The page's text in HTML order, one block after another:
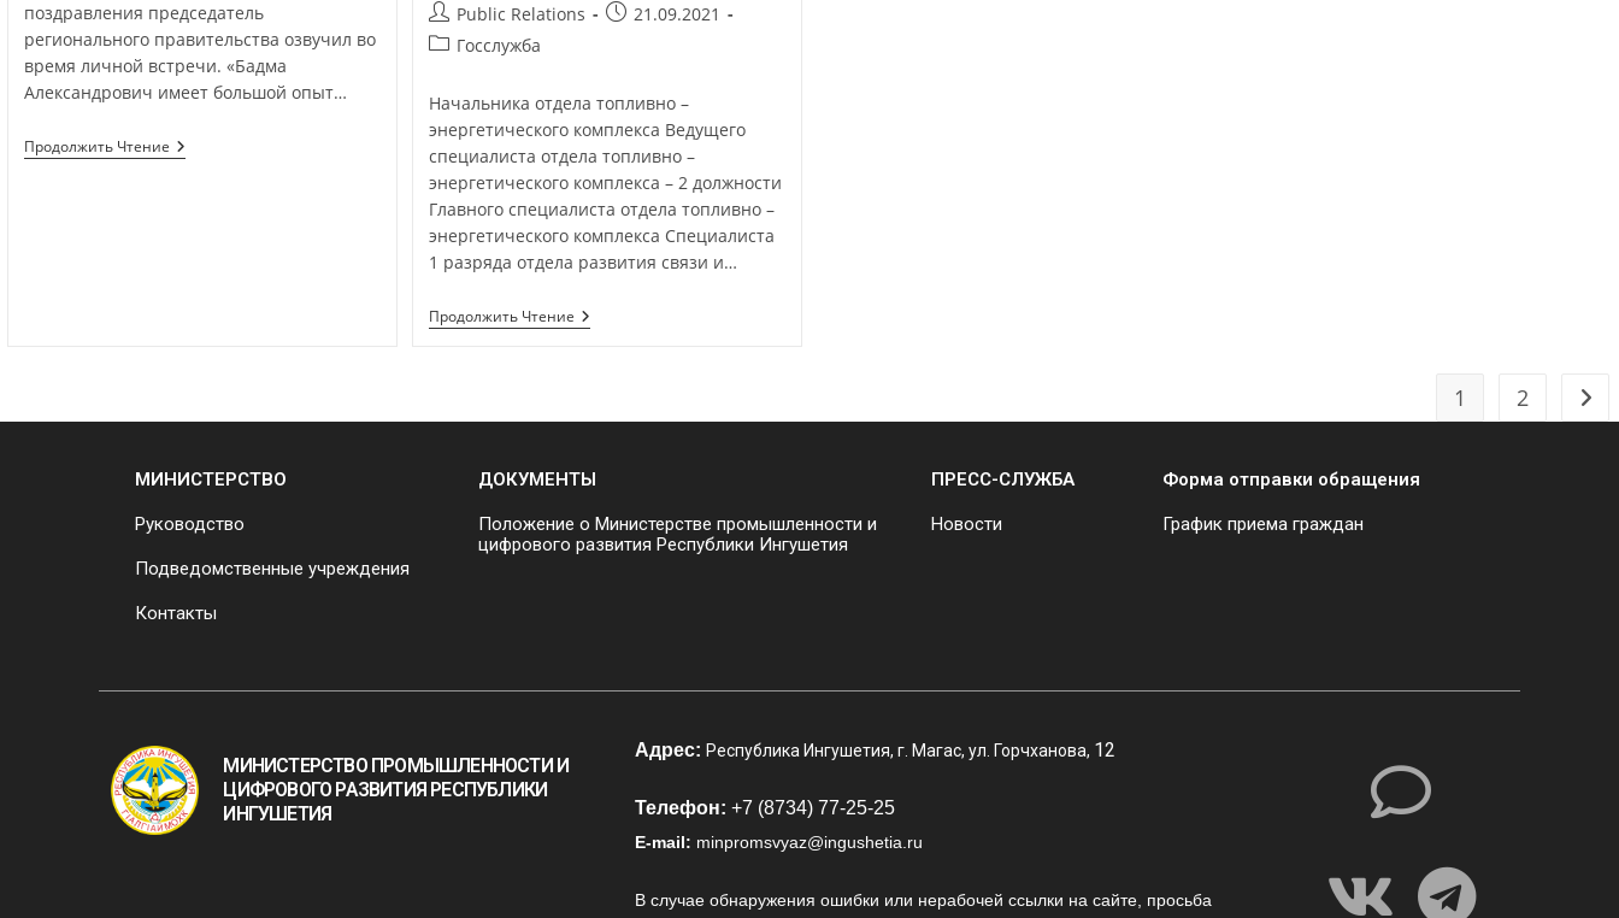
поздравления председатель
регионального правительства озвучил во
время личной встречи. «Бадма
Александрович имеет большой опыт…
Продолжить Чтение
Public Relations
21.09.2021
Госслужба
Начальника отдела топливно –
энергетического комплекса Ведущего
специалиста отдела топливно –
энергетического комплекса – 2 должности
Главного специалиста отдела топливно –
энергетического комплекса Специалиста
1 разряда отдела развития связи и…
Продолжить Чтение
1 2
МИНИСТЕРСТВО
Руководство
Подведомственные учреждения
Контакты
ДОКУМЕНТЫ
Положение о Министерстве промышленности и
цифрового развития Республики Ингушетия
ПРЕСС-СЛУЖБА
Новости
Форма отправки обращения
График приема граждан
МИНИСТЕРСТВО ПРОМЫШЛЕННОСТИ И
ЦИФРОВОГО РАЗВИТИЯ РЕСПУБЛИКИ
ИНГУШЕТИЯ
Адрес: Республика Ингушетия, г. Магас, ул. Горчханова, 12
Телефон: +7 (8734) 77-25-25
E-mail: minpromsvyaz@ingushetia.ru
В случае обнаружения ошибки или нерабочей ссылки на сайте, просьба